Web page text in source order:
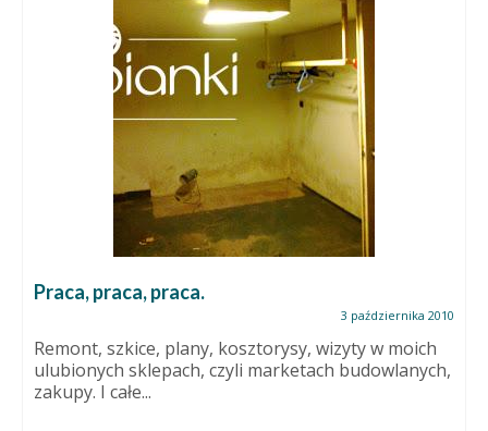
Praca, praca, praca.
3 października 2010
Remont, szkice, plany, kosztorysy, wizyty w moich
ulubionych sklepach, czyli marketach budowlanych,
zakupy. I całe...